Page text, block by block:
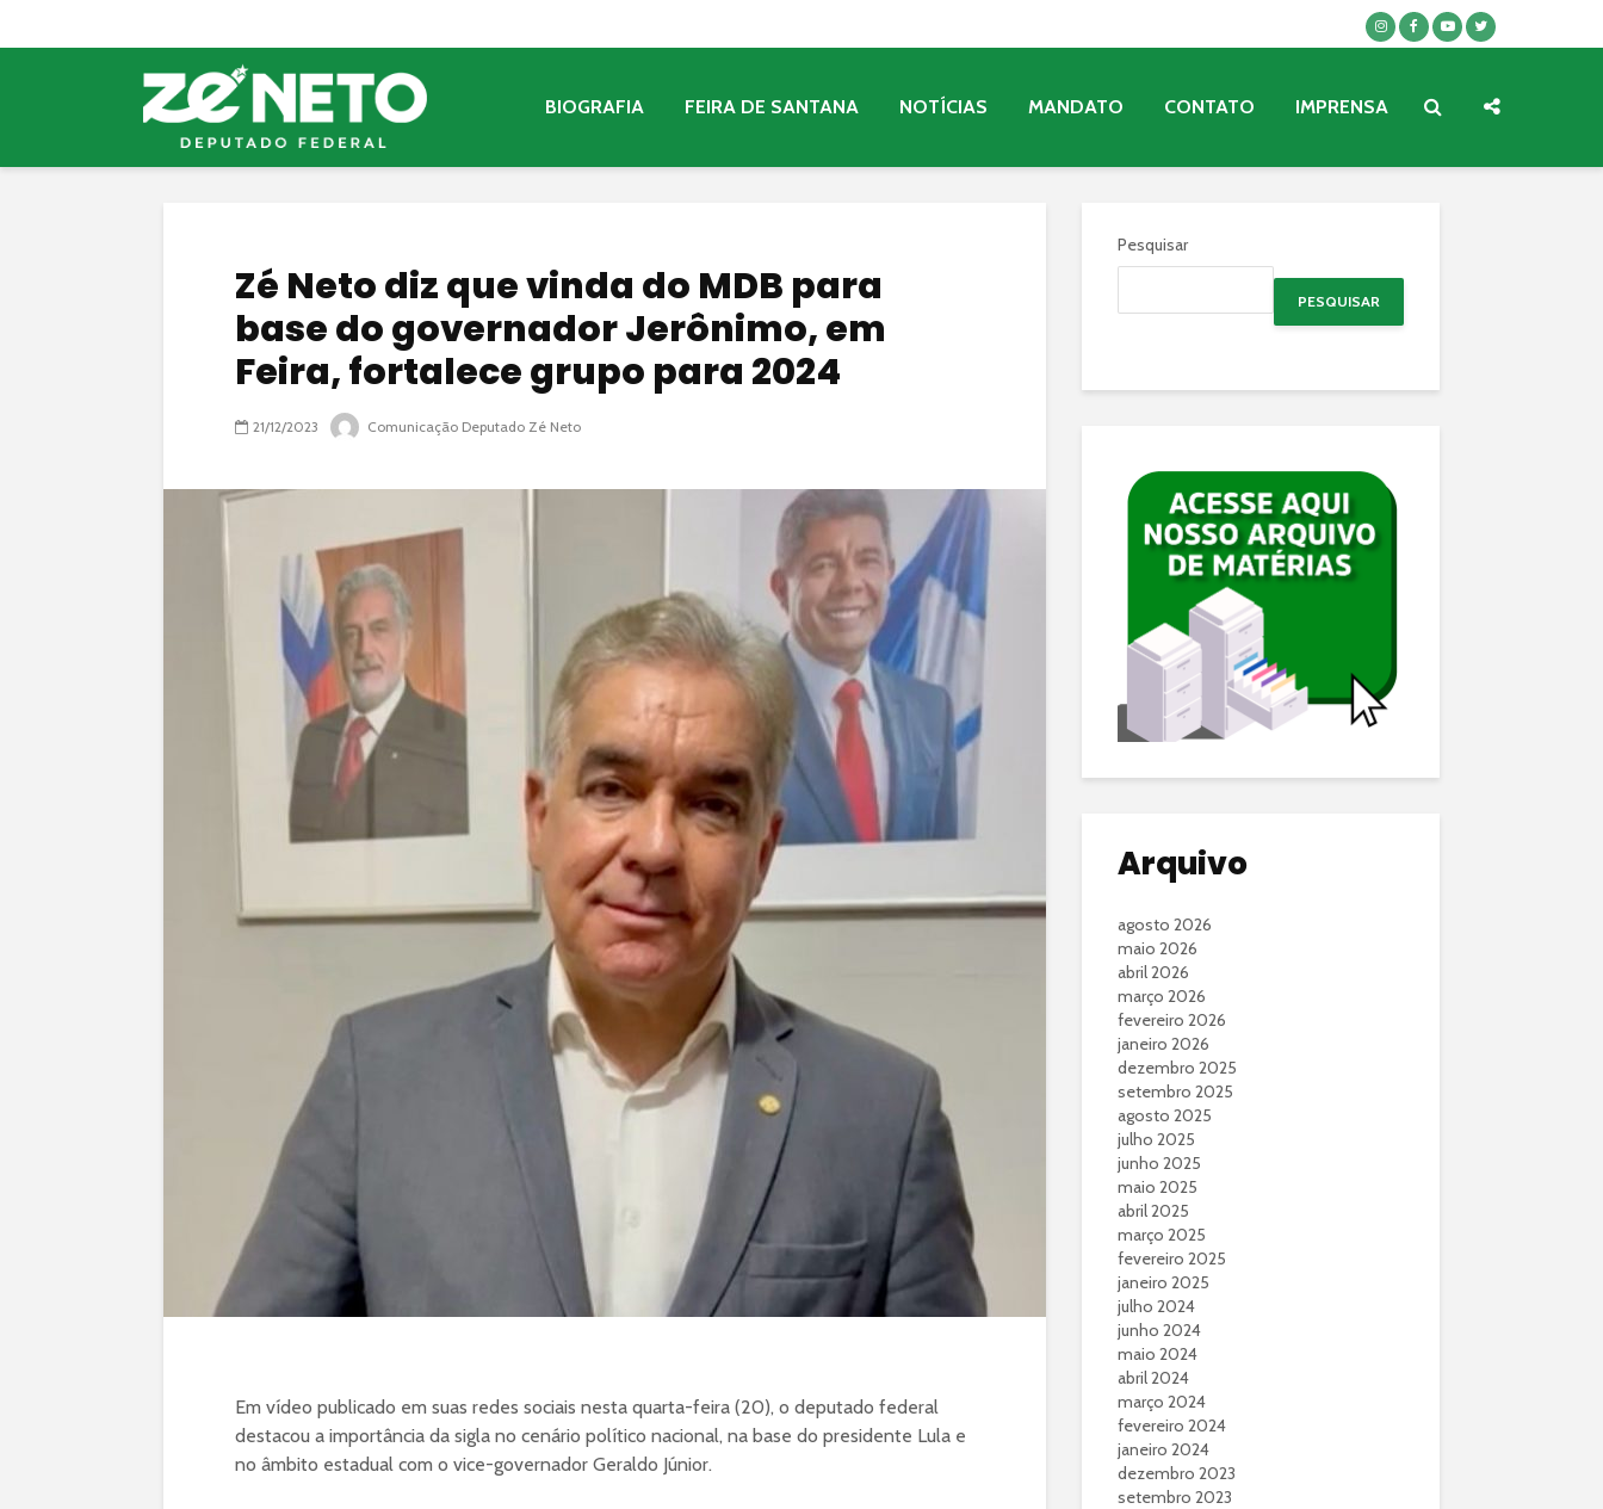
BIOGRAFIA FEIRA DE SANTANA NOTÍCIAS MANDATO CONTATO IMPRENSA
Zé Neto diz que vinda do MDB para
base do governador Jerônimo, em
Feira, fortalece grupo para 2024
21/12/2023 Comunicação Deputado Zé Neto
Em vídeo publicado em suas redes sociais nesta quarta-feira (20), o deputado federal
destacou a importância da sigla no cenário político nacional, na base do presidente Lula e
no âmbito estadual com o vice-governador Geraldo Júnior.
Pesquisar
PESQUISAR
Arquivo
agosto 2026
maio 2026
abril 2026
março 2026
fevereiro 2026
janeiro 2026
dezembro 2025
setembro 2025
agosto 2025
julho 2025
junho 2025
maio 2025
abril 2025
março 2025
fevereiro 2025
janeiro 2025
julho 2024
junho 2024
maio 2024
abril 2024
março 2024
fevereiro 2024
janeiro 2024
dezembro 2023
setembro 2023